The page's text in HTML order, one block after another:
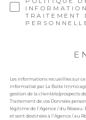
TRAITEMENT
Les informations recueillies sur
informatisé par La Boite Immo
gestion de la clientèle/prospects
Traitement de vos Données
légitime de l'Agence / du Réseau.
et sont destinées à l'Agence / au